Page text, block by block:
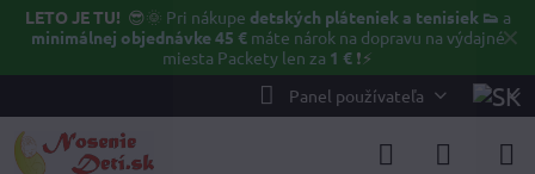
✕
LETO JE TU! 😎🌞 Pri nákupe detských pláteniek a tenisiek 👟 a
minimálnej objednávke 45 €máte nárok na dopravu na výdajné
miesta Packety len za 1 € ❗⚡️
Panel používateľa